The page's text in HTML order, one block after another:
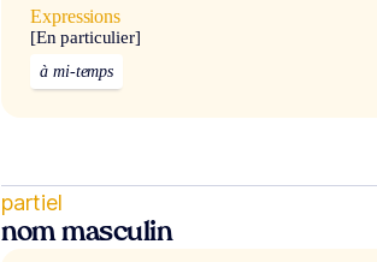
Expressions
[En particulier]
à mi-temps
partiel
nom masculin